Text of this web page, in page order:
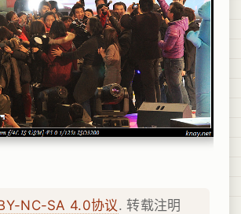
NC-SA 4.0协议. 转载注明